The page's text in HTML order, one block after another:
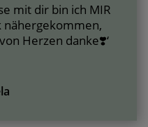
mit dir bin ich MIR
nähergekommen,
Herzen danke❣️‘